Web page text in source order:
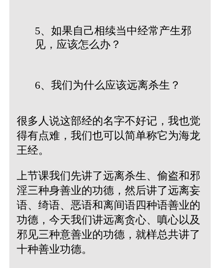
5、如果自己相续当中经常产生邪
见，应该怎么办？
6、我们为什么应该远离杀生？
很多人说这部经的名字不好记，我也觉
得有点难，我们也可以简单称它为海龙
王经。
上节课我们先讲了远离杀生、偷盗和邪
淫三种身善业的功德，然后讲了远离妄
语、绮语、恶语和离间语四种语善业的
功德，今天我们讲远离贪心、嗔心以及
邪见三种意善业的功德，就样总共讲了
十种善业功德。